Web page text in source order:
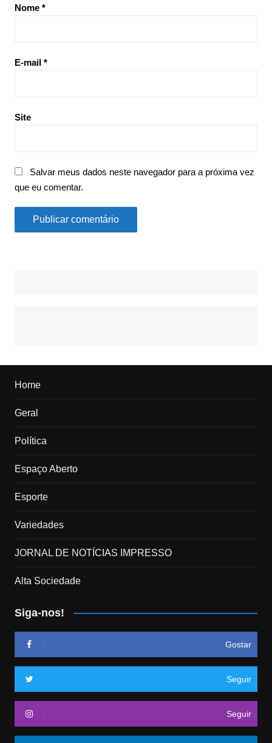
Nome *
E-mail *
Site
Salvar meus dados neste navegador para a próxima vez
que eu comentar.
Home
Geral
Política
Espaço Aberto
Esporte
Variedades
JORNAL DE NOTÍCIAS IMPRESSO
Alta Sociedade
Siga-nos!
Gostar
Seguir
Seguir